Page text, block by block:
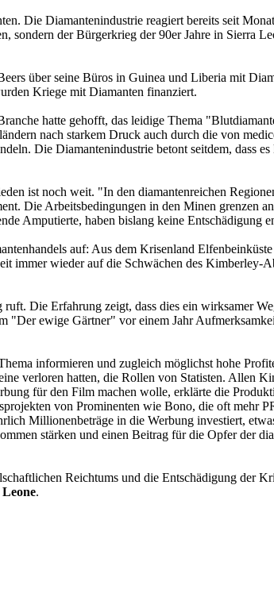
Die Diamantenindustrie reagiert bereits seit
der Bürgerkrieg der 90er Jahre in Sierra
über seine Büros in Guinea und Liberia mit
Kriege mit Diamanten finanziert.
hatte gehofft, das leidige Thema
nach starkem Druck auch durch die von
Die Diamantenindustrie betont seitdem, dass
ist noch weit. "In den diamantenreichen
Die Arbeitsbedingungen in den Minen grenzen
Amputierte, haben bislang keine Entschädigung
auf: Aus dem Krisenland
immer wieder auf die Schwächen des Kimberley-
Die Erfahrung zeigt, dass dies ein wirksamer
"Der ewige Gärtner" vor einem Jahr
informieren und zugleich möglichst hohe
verloren hatten, die Rollen von Statisten. Allen
für den Film machen wolle, erklärte die
von Prominenten wie Bono, die oft mehr
Millionenbeträge in die Werbung investiert,
stärken und einen Beitrag für die Opfer der
Reichtums und die Entschädigung der
.